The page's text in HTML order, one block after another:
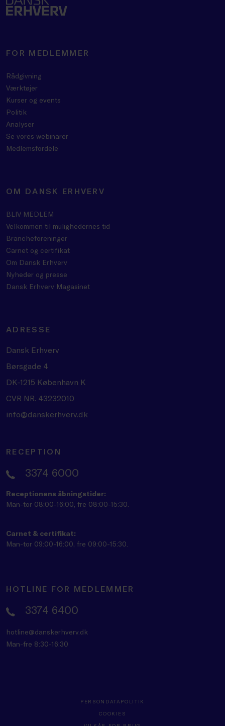
FOR MEDLEMMER
Rådgivning
Værktøjer
Kurser og events
Politik
Analyser
Se vores webinarer
Medlemsfordele
OM DANSK ERHVERV
BLIV MEDLEM
Velkommen til mulighedernes tid
Brancheforeninger
Carnet og certifikat
Om Dansk Erhverv
Nyheder og presse
Dansk Erhverv Magasinet
ADRESSE
Dansk Erhverv
Børsgade 4
DK-1215 København K
CVR NR. 43232010
info@danskerhverv.dk
RECEPTION
3374 6000
Receptionens åbningstider:
Man-tor 08:00-16:00, fre 08:00-15:30.
Carnet & certifikat:
Man-tor 09:00-16:00, fre 09:00-15:30.
HOTLINE FOR MEDLEMMER
3374 6400
hotline@danskerhverv.dk
Man-fre 8:30-16:30
PERSONDATAPOLITIK
COOKIES